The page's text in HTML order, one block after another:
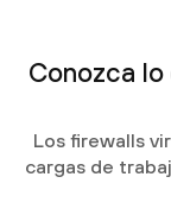
Conozca
Los firewalls
cargas de